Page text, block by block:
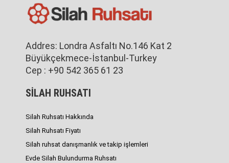
Addres: Londra Asfaltı No.146 Kat 2
Büyükçekmece-İstanbul-Turkey
Cep : +90 542 365 61 23
SİLAH RUHSATI
Silah Ruhsatı Hakkında
Silah Ruhsatı Fiyatı
Silah ruhsat danışmanlık ve takip işlemleri
Evde Silah Bulundurma Ruhsatı